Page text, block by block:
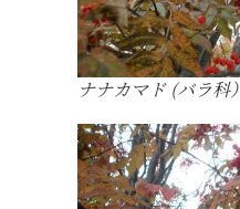
ナナカマド (バラ科）